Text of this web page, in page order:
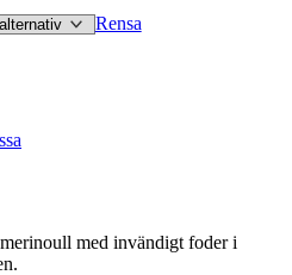
Rensa
med invändigt foder i